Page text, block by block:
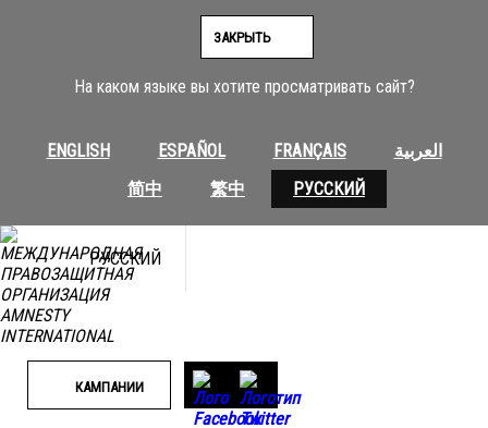
На каком языке вы хотите просматривать сайт?
ENGLISH ESPAÑOL FRANÇAIS
العربية
简中
繁中 РУССКИЙ
ЗАКРЫТЬ
РУССКИЙ
КАМПАНИИ